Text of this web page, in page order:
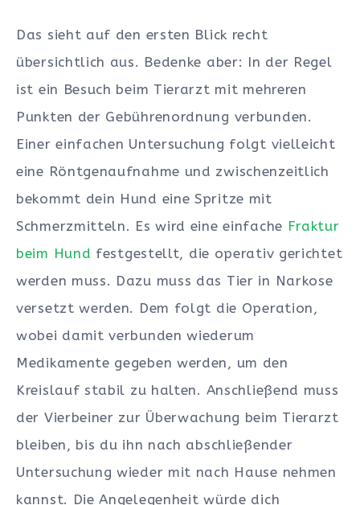
Das sieht auf den ersten Blick recht
übersichtlich aus. Bedenke aber: In der Regel
ist ein Besuch beim Tierarzt mit mehreren
Punkten der Gebührenordnung verbunden.
Einer einfachen Untersuchung folgt vielleicht
eine Röntgenaufnahme und zwischenzeitlich
bekommt dein Hund eine Spritze mit
Schmerzmitteln. Es wird eine einfache Fraktur
beim Hund festgestellt, die operativ gerichtet
werden muss. Dazu muss das Tier in Narkose
versetzt werden. Dem folgt die Operation,
wobei damit verbunden wiederum
Medikamente gegeben werden, um den
Kreislauf stabil zu halten. Anschließend muss
der Vierbeiner zur Überwachung beim Tierarzt
bleiben, bis du ihn nach abschließender
Untersuchung wieder mit nach Hause nehmen
kannst. Die Angelegenheit würde dich